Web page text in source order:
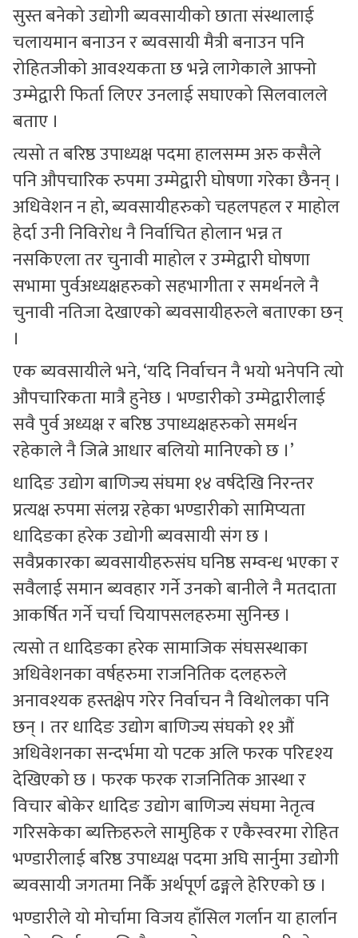
सुस्त बनेको उद्योगी ब्यवसायीको छाता संस्थालाई
चलायमान बनाउन र ब्यवसायी मैत्री बनाउन पनि
रोहितजीको आवश्यकता छ भन्ने लागेकाले आफ्नो
उम्मेद्वारी फिर्ता लिएर उनलाई सघाएको सिलवालले
बताए ।
त्यसो त बरिष्ठ उपाध्यक्ष पदमा हालसम्म अरु कसैले
पनि औपचारिक रुपमा उम्मेद्वारी घोषणा गरेका छैनन् ।
अधिवेशन न हो, ब्यवसायीहरुको चहलपहल र माहोल
हेर्दा उनी निविरोध नै निर्वाचित होलान भन्न त
नसकिएला तर चुनावी माहोल र उम्मेद्वारी घोषणा
सभामा पुर्वअध्यक्षहरुको सहभागीता र समर्थनले नै
चुनावी नतिजा देखाएको ब्यवसायीहरुले बताएका छन्
।
एक ब्यवसायीले भने, ‘यदि निर्वाचन नै भयो भनेपनि त्यो
औपचारिकता मात्रै हुनेछ । भण्डारीको उम्मेद्वारीलाई
सवै पुर्व अध्यक्ष र बरिष्ठ उपाध्यक्षहरुको समर्थन
रहेकाले नै जित्ने आधार बलियो मानिएको छ ।’
धादिङ उद्योग बाणिज्य संघमा १४ वर्षदेखि निरन्तर
प्रत्यक्ष रुपमा संलग्न रहेका भण्डारीको सामिप्यता
धादिङका हरेक उद्योगी ब्यवसायी संग छ ।
सवैप्रकारका ब्यवसायीहरुसंघ घनिष्ठ सम्वन्ध भएका र
सवैलाई समान ब्यवहार गर्ने उनको बानीले नै मतदाता
आकर्षित गर्ने चर्चा चियापसलहरुमा सुनिन्छ ।
त्यसो त धादिङका हरेक सामाजिक संघसस्थाका
अधिवेशनका वर्षहरुमा राजनितिक दलहरुले
अनावश्यक हस्तक्षेप गरेर निर्वाचन नै विथोलका पनि
छन् । तर धादिङ उद्योग बाणिज्य संघको ११ औं
अधिवेशनका सन्दर्भमा यो पटक अलि फरक परिदृश्य
देखिएको छ । फरक फरक राजनितिक आस्था र
विचार बोकेर धादिङ उद्योग बाणिज्य संघमा नेतृत्व
गरिसकेका ब्यक्तिहरुले सामुहिक र एकैस्वरमा रोहित
भण्डारीलाई बरिष्ठ उपाध्यक्ष पदमा अघि सार्नुमा उद्योगी
ब्यवसायी जगतमा निर्कै अर्थपूर्ण ढङ्गले हेरिएको छ ।
भण्डारीले यो मोर्चामा विजय हाँसिल गर्लान या हार्लान